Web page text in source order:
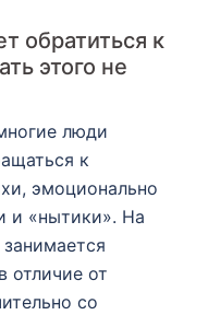
обратиться к
этого не
люди
к
эмоционально
и «нытики». На
отличие от
со